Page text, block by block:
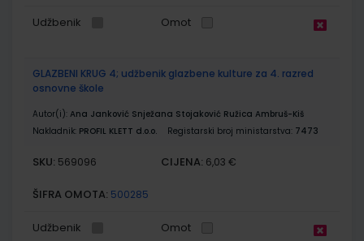
Udžbenik Omot
GLAZBENI KRUG 4; udžbenik glazbene kulture za 4. razred
osnovne škole
Autor(i): Ana Janković Snježana Stojaković Ružica Ambruš-Kiš
Nakladnik: PROFIL KLETT d.o.o. Registarski broj ministarstva: 7473
SKU: 569096 CIJENA: 6,03 €
ŠIFRA OMOTA: 500285
Udžbenik Omot